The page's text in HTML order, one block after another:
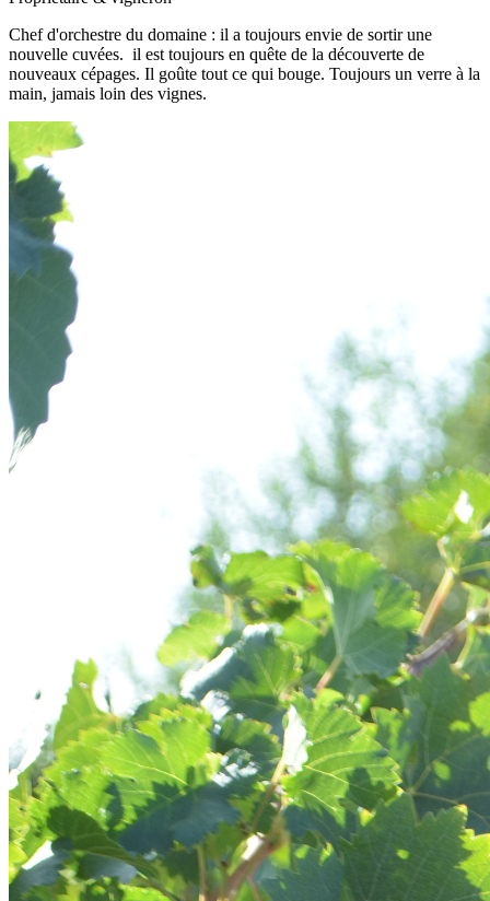
Chef d'orchestre du domaine : il a toujours envie de sortir une
nouvelle cuvées. il est toujours en quête de la découverte de
nouveaux cépages. Il goûte tout ce qui bouge. Toujours un verre à la
main, jamais loin des vignes.